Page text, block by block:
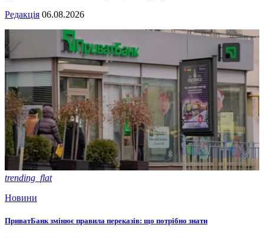
Редакція 06.08.2026
trending_flat
Новини
ПриватБанк змінює правила переказів: що потрібно знати